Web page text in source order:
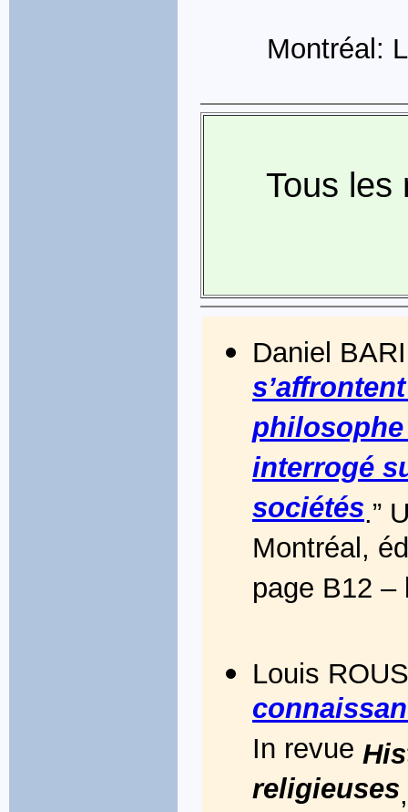
Montréal:
Tous les
Daniel
interrogé
sociétés.”
Montréal,
page B12
Louis
In revue
religieuses